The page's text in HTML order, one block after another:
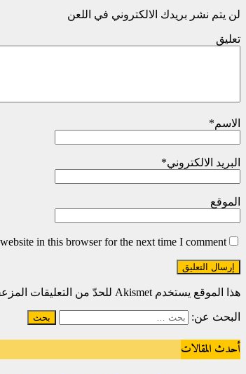
لن يتم نشر بريدك الالكتروني في اللعن
تعليق
الاسم*
البريد الالكتروني*
الموقع
in this browser for the next time I comment.
هذا الموقع يستخدم Akismet للحدّ من التعليقات المزعجة والغير مرغوبة.
البحث عن:
أحدث المقالات